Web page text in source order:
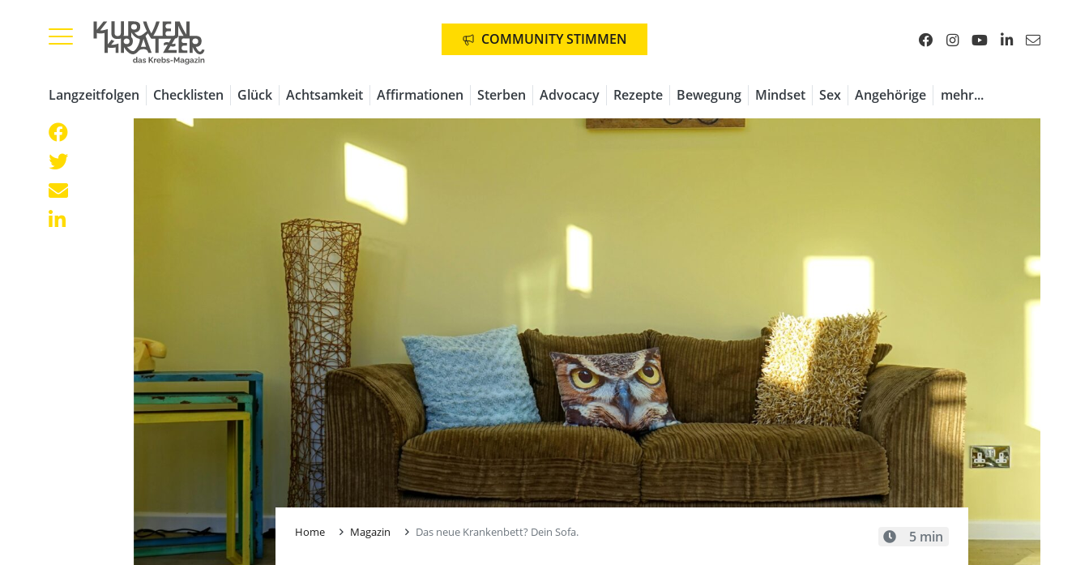
COMMUNITY STIMMEN
Langzeitfolgen Checklisten Glück Achtsamkeit Affirmationen Sterben Advocacy Rezepte Bewegung Mindset Sex Angehörige mehr...
Home Magazin Das neue Krankenbett? Dein Sofa. 5 min